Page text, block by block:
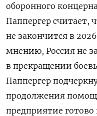
оборонного
Паппергер считает,
не закончится в
мнению, Россия не
в прекращении
Паппергер
продолжения
предприятие